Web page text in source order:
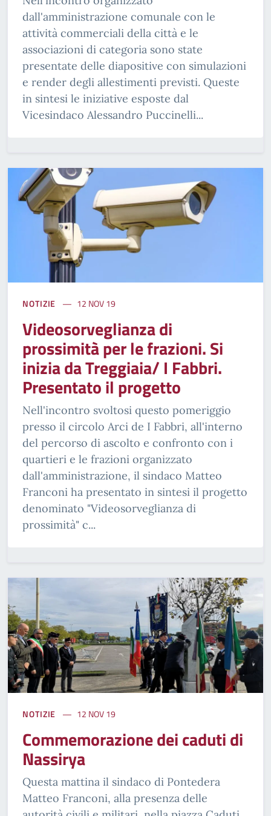
dall'amministrazione comunale con le
attività commerciali della città e le
associazioni di categoria sono state
presentate delle diapositive con simulazioni
e render degli allestimenti previsti. Queste
in sintesi le iniziative esposte dal
Vicesindaco Alessandro Puccinelli...
NOTIZIE 12 NOV 19
Videosorveglianza di
prossimità per le frazioni. Si
inizia da Treggiaia/ I Fabbri.
Presentato il progetto
Nell'incontro svoltosi questo pomeriggio
presso il circolo Arci de I Fabbri, all'interno
del percorso di ascolto e confronto con i
quartieri e le frazioni organizzato
dall'amministrazione, il sindaco Matteo
Franconi ha presentato in sintesi il progetto
denominato "Videosorveglianza di
prossimità" c...
NOTIZIE 12 NOV 19
Commemorazione dei caduti di
Nassirya
Questa mattina il sindaco di Pontedera
Matteo Franconi, alla presenza delle